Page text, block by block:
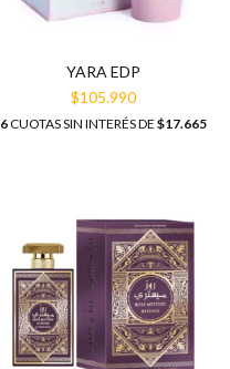
YARA EDP
$105.990
6 CUOTAS SIN INTERÉS DE $17.665